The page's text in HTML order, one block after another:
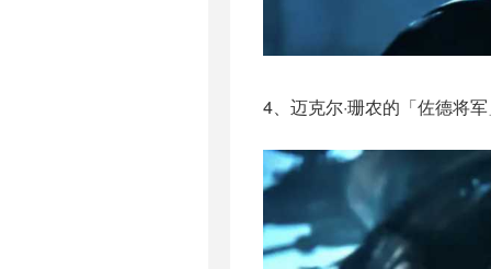
4、迈克尔·珊农的「佐德将